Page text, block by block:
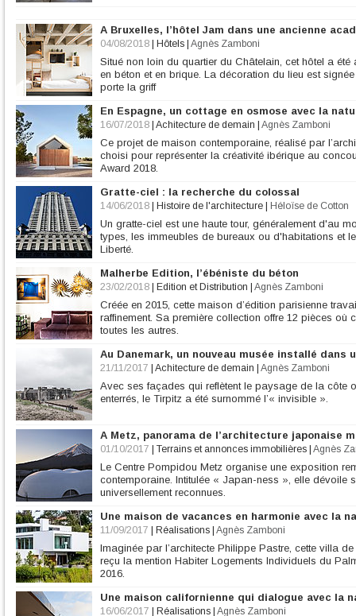
A Bruxelles, l’hôtel Jam dans une ancienne
04/08/2018 Hôtels Agnès Zamboni
Situé non loin du quartier du Châtelain, cet hôtel a
en béton et en brique. La décoration du lieu est
porte la griff
En Espagne, un cottage en osmose avec la
16/07/2018 Achitecture de demain Agnès Zamboni
Ce projet de maison contemporaine, réalisé par
choisi pour représenter la créativité ibérique au
Award 2018.
Gratte-ciel : la recherche du colossal
14/06/2018 Histoire de l'architecture Héloïse de Cotton
Un gratte-ciel est une haute tour, généralement d'au
types, les immeubles de bureaux ou d'habitations et
Liberté.
Malherbe Edition, l’ébéniste du béton
23/02/2018 Edition et Distribution Agnès Zamboni
Créée en 2015, cette maison d’édition parisienne
raffinement. Sa première collection offre 12 pièces où
toutes les autres.
Au Danemark, un nouveau musée installé dans
21/11/2017 Achitecture de demain Agnès Zamboni
Avec ses façades qui reflètent le paysage de la côte
enterrés, le Tirpitz a été surnommé l’« invisible ».
A Metz, panorama de l’architecture japonaise
01/10/2017 Terrains et annonces immobilières Agnès
Le Centre Pompidou Metz organise une exposition
contemporaine. Intitulée « Japan-ness », elle dévoile
universellement reconnues.
Une maison de vacances en harmonie avec la
11/09/2017 Réalisations Agnès Zamboni
Imaginée par l’architecte Philippe Pastre, cette villa
reçu la mention Habiter Logements Individuels du
2016.
Une maison californienne qui dialogue avec la
16/06/2017 Réalisations Agnès Zamboni